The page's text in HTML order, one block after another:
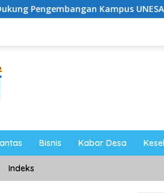
UNESA di Pusat Kota, Riyono
Bisnis Kabar Desa
Indeks